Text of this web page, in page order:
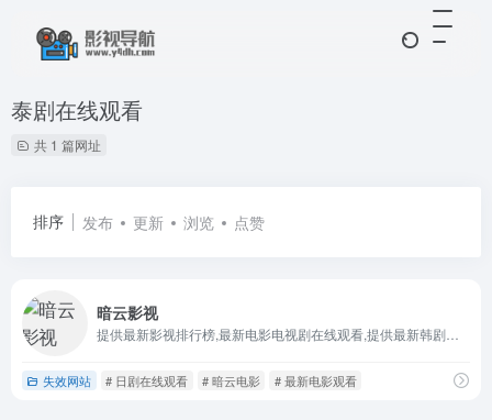
泰剧在线观看
共 1 篇网址
排序 发布 更新 浏览 点赞
暗云影视
失效网站 # 日剧在线观看 # 暗云电影 # 最新电影观看